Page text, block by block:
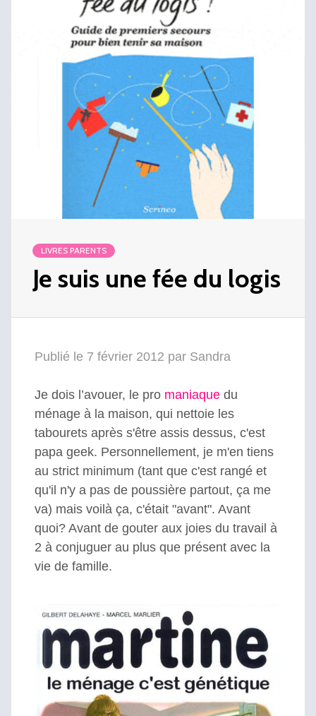
LIVRES PARENTS
Je suis une fée du logis
Publié le 7 février 2012 par Sandra
Je dois l’avouer, le pro maniaque du
ménage à la maison, qui nettoie les
tabourets après s'être assis dessus, c'est
papa geek. Personnellement, je m'en tiens
au strict minimum (tant que c'est rangé et
qu'il n'y a pas de poussière partout, ça me
va) mais voilà ça, c'était "avant". Avant
quoi? Avant de gouter aux joies du travail à
2 à conjuguer au plus que présent avec la
vie de famille.